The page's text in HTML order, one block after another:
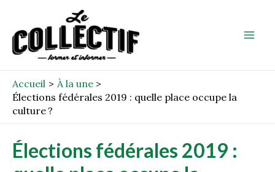
contenu
Accueil
À la une
Élections fédérales 2019 : quelle place occupe la
culture ?
Élections fédérales 2019 :
navigation